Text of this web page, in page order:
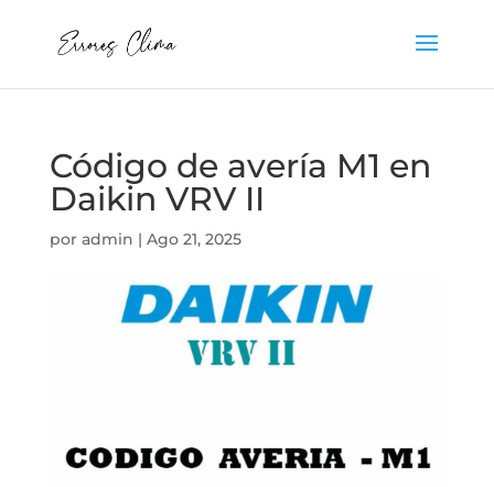
Código de avería M1 en
Daikin VRV II
por admin | Ago 21, 2025